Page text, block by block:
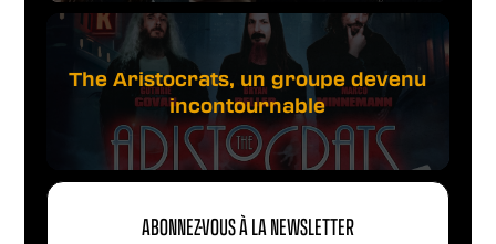
The Aristocrats, un groupe devenu
incontournable
ABONNEZ-VOUS À LA NEWSLETTER